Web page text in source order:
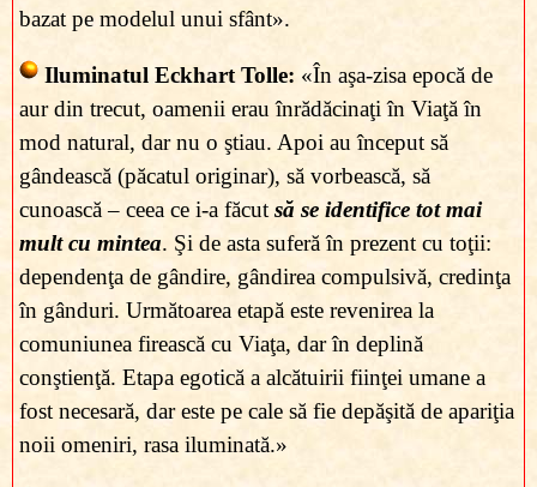
bazat pe modelul unui sfânt».
Iluminatul Eckhart Tolle: «În aşa-zisa epocă de
aur din trecut, oamenii erau înrădăcinaţi în Viaţă în
mod natural, dar nu o ştiau. Apoi au început să
gândească (păcatul originar), să vorbească, să
cunoască – ceea ce i-a făcutsă se identifice tot mai
mult cu mintea. Şi de asta suferă în prezent cu toţii:
dependenţa de gândire, gândirea compulsivă, credinţa
în gânduri. Următoarea etapă este revenirea la
comuniunea firească cu Viaţa, dar în deplină
conştienţă. Etapa egotică a alcătuirii fiinţei umane a
fost necesară, dar este pe cale să fie depăşită de apariţia
noii omeniri, rasa iluminată.»